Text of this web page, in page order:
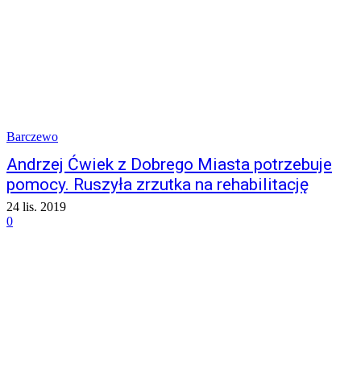
Barczewo
Andrzej Ćwiek z Dobrego Miasta potrzebuje
pomocy. Ruszyła zrzutka na rehabilitację
24 lis. 2019
0